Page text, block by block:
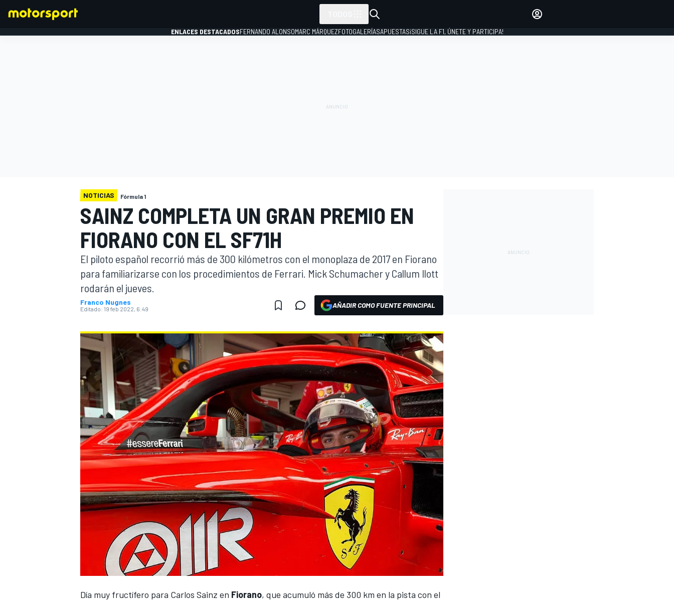
WEC FÓRMULA E
ENLACES DESTACADOSFERNANDO ALONSOMARC MÁRQUEZFOTOGALERÍASAPUESTAS¡SIGUE LA F1, ÚNETE Y PARTICIPA!
NOTICIAS Fórmula 1
SAINZ COMPLETA UN GRAN PREMIO EN
FIORANO CON EL SF71H
El piloto español recorrió más de 300 kilómetros con el monoplaza de 2017 en Fiorano
para familiarizarse con los procedimientos de Ferrari. Mick Schumacher y Callum Ilott
rodarán el jueves.
Franco Nugnes
Editado: 19 feb 2022, 6:49 AÑADIR COMO FUENTE PRINCIPAL
Día muy fructífero para Carlos Sainz en Fiorano, que acumuló más de 300 km en la pista con el